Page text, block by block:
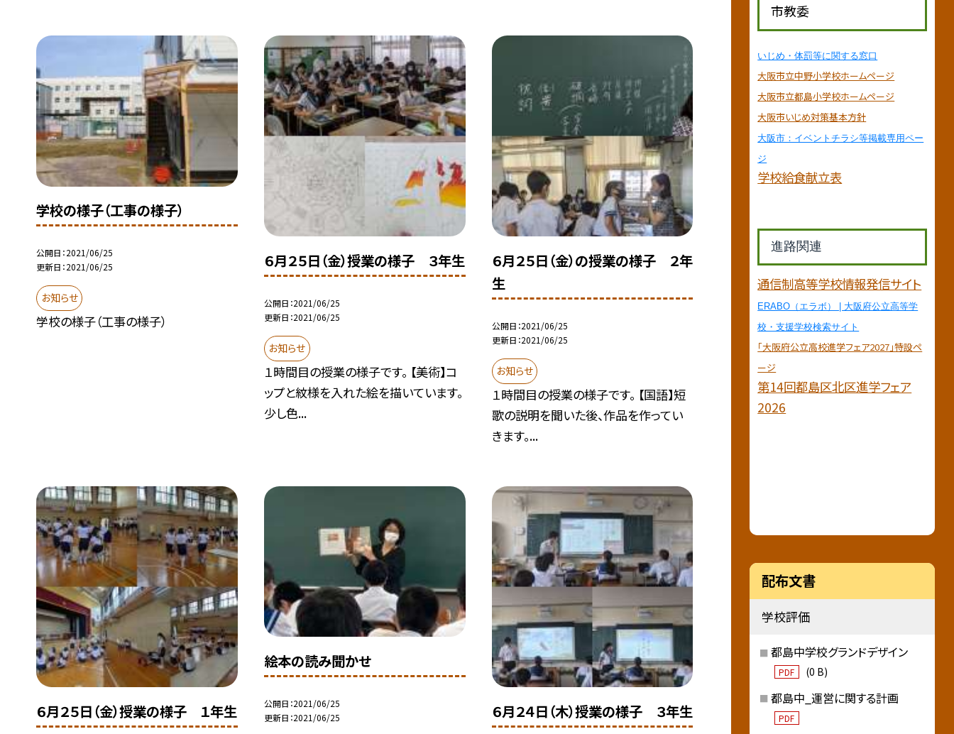
学校の様子（工事の様子）
公開日 2021/06/25
更新日 2021/06/25
お知らせ
学校の様子（工事の様子）
６月２５日（金）授業の様子 ３年生
公開日 2021/06/25
更新日 2021/06/25
お知らせ
１時間目の授業の様子です。 【美術】コ
ップと紋様を入れた絵を描いています。
少し色...
６月２５日（金）の授業の様子 ２年
生
公開日 2021/06/25
更新日 2021/06/25
お知らせ
１時間目の授業の様子です。 【国語】短
歌の説明を聞いた後、作品を作ってい
きます。...
６月２５日（金）授業の様子 １年生
絵本の読み聞かせ
公開日 2021/06/25
更新日 2021/06/25 ６月２４日（木）授業の様子 ３年生
市教委
いじめ・体罰等に関する窓口
大阪市立中野小学校ホームページ
大阪市立都島小学校ホームページ
大阪市いじめ対策基本方針
大阪市：イベントチラシ等掲載専用ペー
ジ
学校給食献立表
進路関連
通信制高等学校情報発信サイト
ERABO（エラボ） | 大阪府公立高等学
校・支援学校検索サイト
「大阪府公立高校進学フェア2027」特設ペ
ージ
第14回都島区北区進学フェア
2026
配布文書
学校評価
都島中学校グランドデザイン
PDF (0 B)
都島中_運営に関する計画
PDF